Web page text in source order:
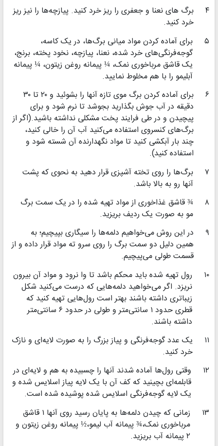
۴
برگ های نعنا و جعفری‌ را ریز خرد کنید. پیازچه‌ها را نیز ریز
خرد کنید.
۵
برای آماده کردن مواد میانی برگ‌ها، در یک کاسه،
گوجه‌فرنگی‌های خرد شده، نعنا، پیازچه، نخود پخته، برنج،
یک قاشق مرباخوری نمک، ¼ پیمانه روغن زیتون، ¼ پیمانه
آبلیمو را با هم مخلوط نمایید.
۶
برای آماده کردن برگ‌ موی تازه آنها را بشوئید و ۲۰ تا ۳۰
دقیقه در آب جوش بگذارید بجوشد تا نرم شود و برای
پیچیدن و در طی فرایند پخت مشکلی نداشته باشید.(اگر از
برگ‌های کنسروی استفاده می‌کنید آب آن را خالی کنید،
چند بار آبکشی کنید تا مواد نگهدارنده آن شسته شود و
استفاده کنید).
۷
برگ‌ها را روی تخته آشپزی قرار دهید به نحوی که پشت
آنها رو به بالا باشد.
۸
¾ قاشق غذاخوری از مواد تهیه شده را در یک سمت برگ
مو به صورت یک ردیف بریزید.
۹
در این روش می‌خواهیم دلمه‌ها را سیگاری بپیچیم؛ به
همین دلیل دو سمت برگ را روی سرو ته مواد قرار داده و از
قسمت طولی می‌پیچیم.
۱۰
رول تهیه شده باید محکم باشد تا وا نرود و مواد آن بیرون
نریزد. اگر می‌خواهید دلمه‌هایی که درست می‌کنید شکل
زیباتری داشته باشند بهتر است رول‌هایی تهیه کنید که
قطری حدود ۱ سانتی‌متر و طولی در حدود ۶ سانتی‌متر
داشته باشند.
۱۱
یک عدد گوجه‌فرنگی و پیاز بزرگ را به صورت لایه‌ای و نازک
خرد کنید.
۱۲
وقتی رول‌ها آماده شدند آنها را چسبیده به هم و لایه‌ای در
قابلمه‌ای بچینید که کف آن با یک لایه پیاز اسلایس شده و
یک لایه گوجه‌فرنگی اسلایس شده پوشیده شده است.
۱۳
زمانی که چیدن دلمه‌ها به پایان رسید روی آنها ۱ قاشق
مرباخوری نمک،¾ پیمانه آب لیمو،½ پیمانه روغن زیتون و
۲ پیمانه آب بریزید.